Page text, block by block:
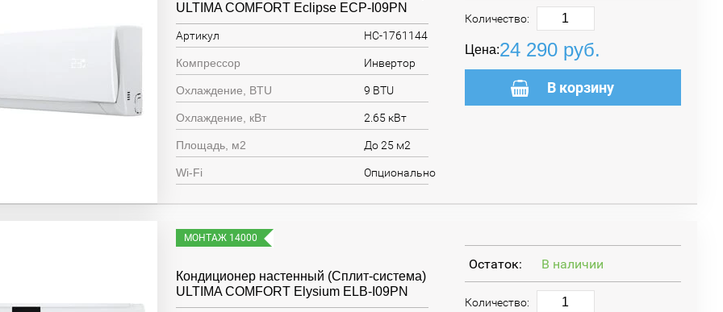
ULTIMA COMFORT Eclipse ECP-I09PN
Артикул НС-1761144
Компрессор Инвертор
Охлаждение, BTU 9 BTU
Охлаждение, кВт 2.65 кВт
Площадь, м2 До 25 м2
Wi-Fi Опционально
Цена:24 290руб.
Количество:
В корзину
МОНТАЖ 14000
Кондиционер настенный (Сплит-система)
ULTIMA COMFORT Elysium ELB-I09PN
Остаток: В наличии
Количество: